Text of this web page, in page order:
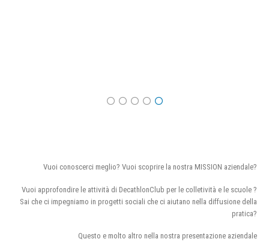
Vuoi conoscerci meglio? Vuoi scoprire la nostra MISSION aziendale?
Vuoi approfondire le attività di DecathlonClub per le colletività e le scuole ?
Sai che ci impegniamo in progetti sociali che ci aiutano nella diffusione della
pratica?
Questo e molto altro nella nostra presentazione aziendale